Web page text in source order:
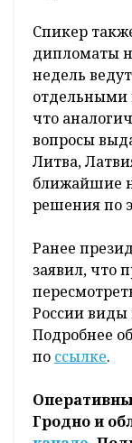
Спикер
дипломаты
недель
отдельными
что
вопросы
Литва,
ближайшие
решения по
Ранее
заявил, что
России виды
Подробнее
по ссылке.
Гродно и